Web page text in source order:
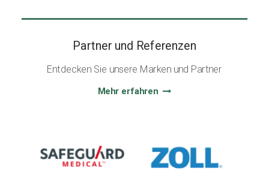
Partner und Referenzen
Entdecken Sie unsere Marken und Partner
Mehr erfahren